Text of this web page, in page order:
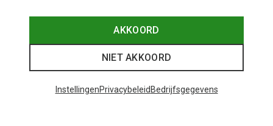
AKKOORD
NIET AKKOORD
InstellingenPrivacybeleid Bedrijfsgegevens